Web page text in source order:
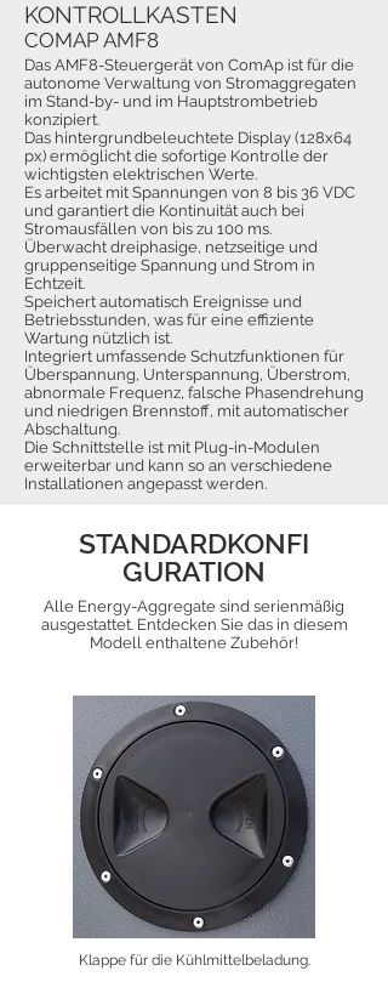
Das AMF8-Steuergerät von ComAp ist für die
autonome Verwaltung von Stromaggregaten
im Stand-by- und im Hauptstrombetrieb
konzipiert.
Das hintergrundbeleuchtete Display (128x64
px) ermöglicht die sofortige Kontrolle der
wichtigsten elektrischen Werte.
Es arbeitet mit Spannungen von 8 bis 36 VDC
und garantiert die Kontinuität auch bei
Stromausfällen von bis zu 100 ms.
Überwacht dreiphasige, netzseitige und
gruppenseitige Spannung und Strom in
Echtzeit.
Speichert automatisch Ereignisse und
Betriebsstunden, was für eine effiziente
Wartung nützlich ist.
Integriert umfassende Schutzfunktionen für
Überspannung, Unterspannung, Überstrom,
abnormale Frequenz, falsche Phasendrehung
und niedrigen Brennstoff, mit automatischer
Abschaltung.
Die Schnittstelle ist mit Plug-in-Modulen
erweiterbar und kann so an verschiedene
Installationen angepasst werden.
KONTROLLKASTEN
COMAP AMF8
STANDARDKONFI
GURATION
Alle Energy-Aggregate sind serienmäßig
ausgestattet. Entdecken Sie das in diesem
Modell enthaltene Zubehör!
Klappe für die Kühlmittelbeladung.